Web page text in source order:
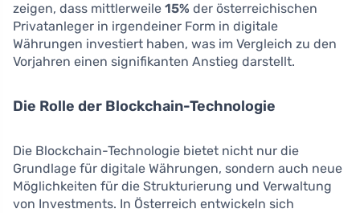
zeigen, dass mittlerweile 15% der österreichischen
Privatanleger in irgendeiner Form in digitale
Währungen investiert haben, was im Vergleich zu den
Vorjahren einen signifikanten Anstieg darstellt.
Die Rolle der Blockchain-Technologie
Die Blockchain-Technologie bietet nicht nur die
Grundlage für digitale Währungen, sondern auch neue
Möglichkeiten für die Strukturierung und Verwaltung
von Investments. In Österreich entwickeln sich